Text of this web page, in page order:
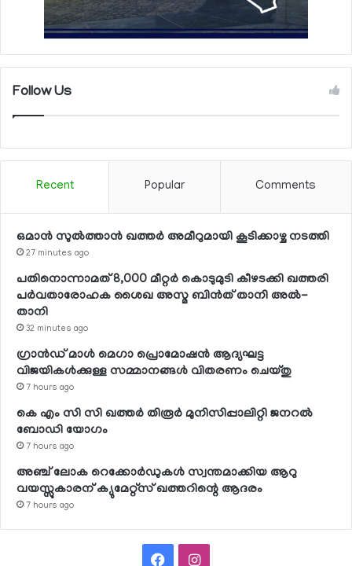
Follow Us
Recent Popular Comments
ഒമാന്‍ സുല്‍ത്താന്‍ ഖത്തര്‍ അമീറുമായി കൂടിക്കാഴ്ച നടത്തി
27 minutes ago
പതിനൊന്നാമത് 8,000 മീറ്റര്‍ കൊടുമുടി കീഴടക്കി ഖത്തരി
പര്‍വതാരോഹക ശൈഖ അസ്മ ബിന്‍ത് താനി അല്‍-
താനി
32 minutes ago
ഗ്രാന്‍ഡ് മാള്‍ മെഗാ പ്രൊമോഷന്‍ ആദ്യഘട്ട
വിജയികള്‍ക്കുള്ള സമ്മാനങ്ങള്‍ വിതരണം ചെയ്തു
7 hours ago
കെ എം സി സി ഖത്തര്‍ തിരൂര്‍ മുനിസിപ്പാലിറ്റി ജനറല്‍
ബോഡി യോഗം
7 hours ago
അഞ്ച് ലോക റെക്കോര്‍ഡുകള്‍ സ്വന്തമാക്കിയ ആറു
വയസ്സുകാരന് ക്യുമേറ്റ്‌സ് ഖത്തറിന്റെ ആദരം
7 hours ago
FacebookInstagram